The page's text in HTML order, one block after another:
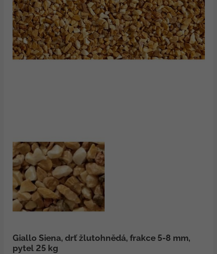
Giallo Siena, drť žlutohnědá, frakce 5-8 mm,
pytel 25 kg